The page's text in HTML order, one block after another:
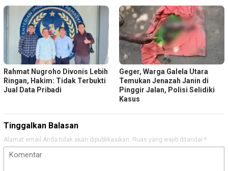
Rahmat Nugroho Divonis Lebih
Ringan, Hakim: Tidak Terbukti
Jual Data Pribadi
Geger, Warga Galela Utara
Temukan Jenazah Janin di
Pinggir Jalan, Polisi Selidiki
Kasus
Tinggalkan Balasan
Alamat email Anda tidak akan dipublikasikan. Ruas yang wajib ditandai *